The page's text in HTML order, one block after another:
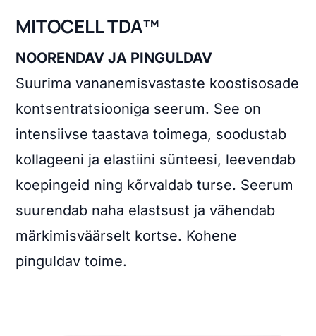
MITOCELL TDA™
NOORENDAV JA PINGULDAV
Suurima vananemisvastaste koostisosade
kontsentratsiooniga seerum. See on
intensiivse taastava toimega, soodustab
kollageeni ja elastiini sünteesi, leevendab
koepingeid ning kõrvaldab turse. Seerum
suurendab naha elastsust ja vähendab
märkimisväärselt kortse. Kohene
pinguldav toime.